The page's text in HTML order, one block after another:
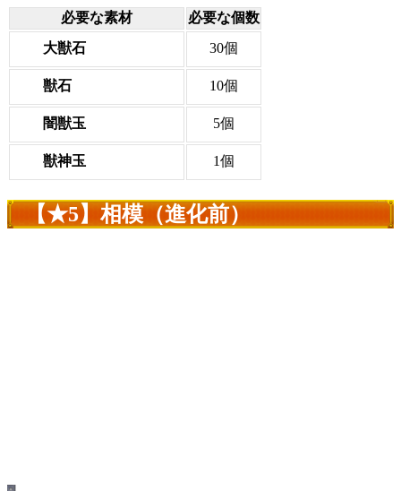
必要な素材
必要な個数
大獣石
30個
獣石 10個
闇獣玉 5個
獣神玉 1個
【★5】相模（進化前）